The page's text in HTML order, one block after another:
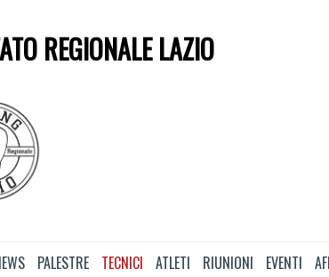
REGIONALE LAZIO
PALESTRE TECNICI ATLETI RIUNIONI EVENTI